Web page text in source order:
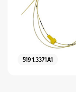
5191.3371A1